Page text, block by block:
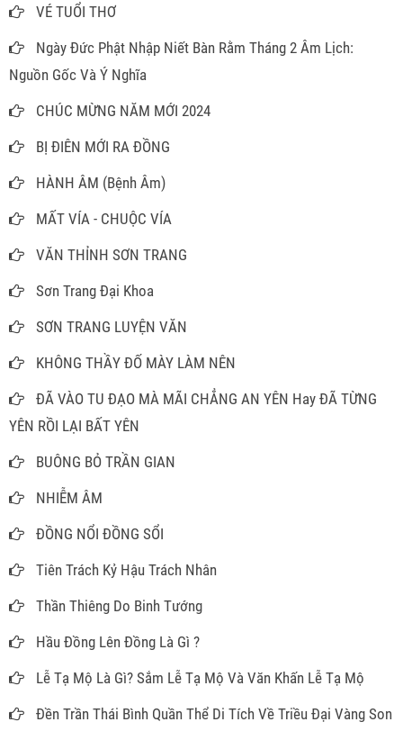
VÉ TUỔI THƠ
Ngày Đức Phật Nhập Niết Bàn Rằm Tháng 2 Âm Lịch:
Nguồn Gốc Và Ý Nghĩa
CHÚC MỪNG NĂM MỚI 2024
BỊ ĐIÊN MỚI RA ĐỒNG
HÀNH ÂM (Bệnh Âm)
MẤT VÍA - CHUỘC VÍA
VĂN THỈNH SƠN TRANG
Sơn Trang Đại Khoa
SƠN TRANG LUYỆN VĂN
KHÔNG THẦY ĐỐ MÀY LÀM NÊN
ĐÃ VÀO TU ĐẠO MÀ MÃI CHẲNG AN YÊN Hay ĐÃ TỪNG
YÊN RỒI LẠI BẤT YÊN
BUÔNG BỎ TRẦN GIAN
NHIỄM ÂM
ĐỒNG NỔI ĐỒNG SỔI
Tiên Trách Kỷ Hậu Trách Nhân
Thần Thiêng Do Binh Tướng
Hầu Đồng Lên Đồng Là Gì ?
Lễ Tạ Mộ Là Gì? Sắm Lễ Tạ Mộ Và Văn Khấn Lễ Tạ Mộ
Đền Trần Thái Bình Quần Thể Di Tích Về Triều Đại Vàng Son